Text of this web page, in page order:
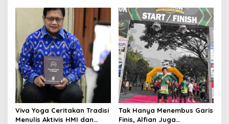
Kunci Keberhasilan Tugas
Indonesia’s Girl 2026 Asal
Jawa Timur
Viva Yoga Ceritakan Tradisi
Menulis Aktivis HMI dan
Tak Hanya Menembus Garis
Finis, Alfian Juga